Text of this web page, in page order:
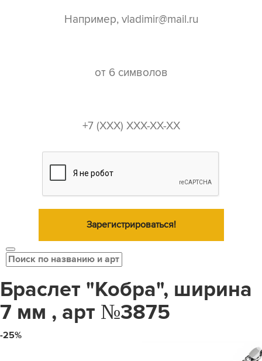
Зарегистрироваться!
Браслет "Кобра", ширина
7 мм , арт №3875
-25%